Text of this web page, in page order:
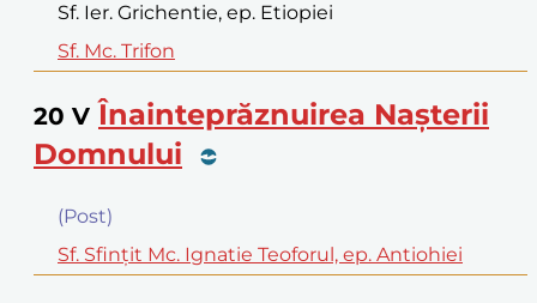
Sf. Ier. Grichentie, ep. Etiopiei
Sf. Mc. Trifon
20 V Înainteprăznuirea Naşterii
Domnului
(Post)
Sf. Sfinţit Mc. Ignatie Teoforul, ep. Antiohiei